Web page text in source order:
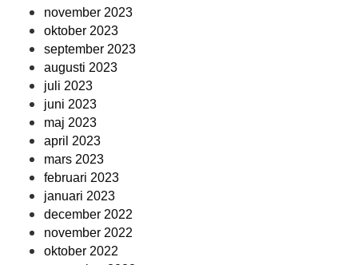
november 2023
oktober 2023
september 2023
augusti 2023
juli 2023
juni 2023
maj 2023
april 2023
mars 2023
februari 2023
januari 2023
december 2022
november 2022
oktober 2022